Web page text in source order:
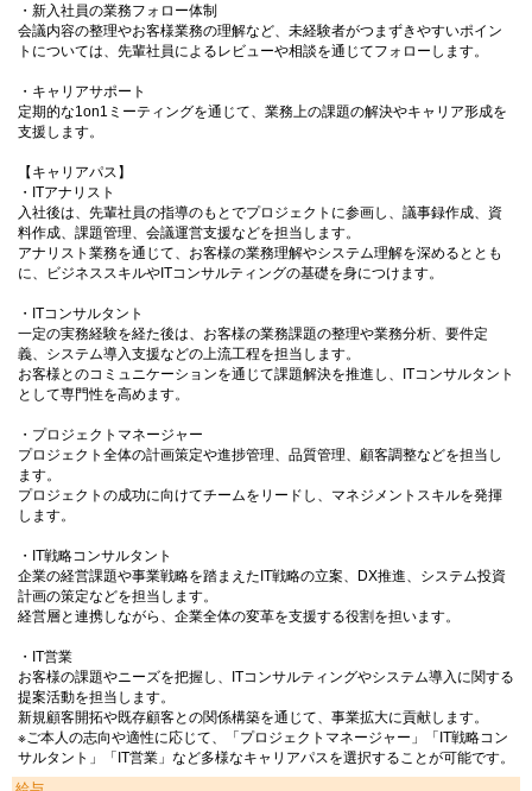
・新入社員の業務フォロー体制
会議内容の整理やお客様業務の理解など、未経験者がつまずきやすいポイン
トについては、先輩社員によるレビューや相談を通じてフォローします。
・キャリアサポート
定期的な1on1ミーティングを通じて、業務上の課題の解決やキャリア形成を
支援します。
【キャリアパス】
・ITアナリスト
入社後は、先輩社員の指導のもとでプロジェクトに参画し、議事録作成、資
料作成、課題管理、会議運営支援などを担当します。
アナリスト業務を通じて、お客様の業務理解やシステム理解を深めるととも
に、ビジネススキルやITコンサルティングの基礎を身につけます。
・ITコンサルタント
一定の実務経験を経た後は、お客様の業務課題の整理や業務分析、要件定
義、システム導入支援などの上流工程を担当します。
お客様とのコミュニケーションを通じて課題解決を推進し、ITコンサルタント
として専門性を高めます。
・プロジェクトマネージャー
プロジェクト全体の計画策定や進捗管理、品質管理、顧客調整などを担当し
ます。
プロジェクトの成功に向けてチームをリードし、マネジメントスキルを発揮
します。
・IT戦略コンサルタント
企業の経営課題や事業戦略を踏まえたIT戦略の立案、DX推進、システム投資
計画の策定などを担当します。
経営層と連携しながら、企業全体の変革を支援する役割を担います。
・IT営業
お客様の課題やニーズを把握し、ITコンサルティングやシステム導入に関する
提案活動を担当します。
新規顧客開拓や既存顧客との関係構築を通じて、事業拡大に貢献します。
※ご本人の志向や適性に応じて、「プロジェクトマネージャー」「IT戦略コン
サルタント」「IT営業」など多様なキャリアパスを選択することが可能です。